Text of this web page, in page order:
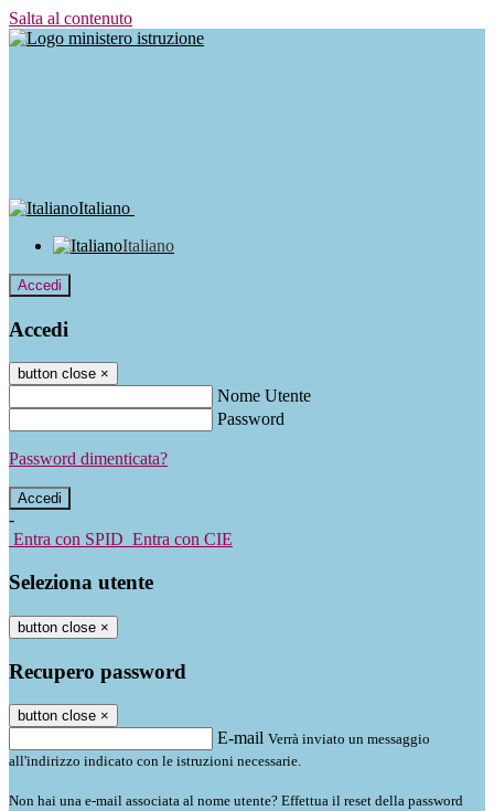
Salta al contenuto
Italiano
Italiano
Accedi
Accedi
button close ×
Nome Utente
Password
Password dimenticata?
-
Entra con SPID Entra con CIE
Seleziona utente
button close ×
Recupero password
button close ×
E-mail Verrà inviato un messaggio
all'indirizzo indicato con le istruzioni necessarie.
Non hai una e-mail associata al nome utente? Effettua il reset della password